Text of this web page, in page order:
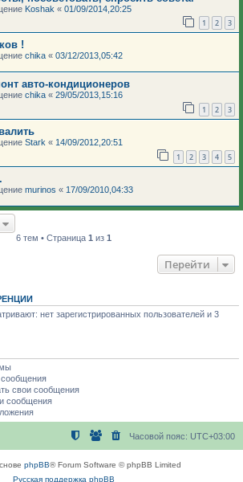
Koshak « 01/09/2014,20:25
1 2 3
!
chika « 03/12/2013,05:42
авто-кондиционеров
chika « 29/05/2013,15:16
1 2 3
Stark « 14/09/2012,20:51
1 2 3 4 5
murinos « 17/09/2010,04:33
6 тем • Страница 1 из 1
Перейти
нет зарегистрированных пользователей и 3
сообщения
свои сообщения
сообщения
Часовой пояс: UTC+03:00
phpBB® Forum Software © phpBB Limited
Русская поддержка phpBB